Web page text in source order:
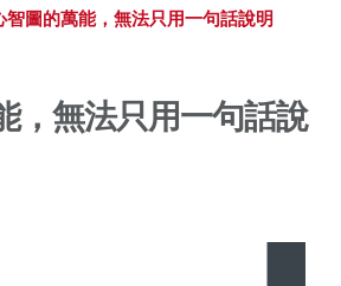
智圖的萬能，無法只用一句話說明
，無法只用一句話說